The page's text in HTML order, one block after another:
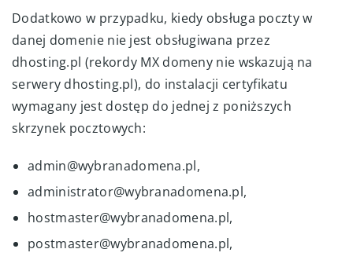
Dodatkowo w przypadku, kiedy obsługa poczty w
danej domenie nie jest obsługiwana przez
dhosting.pl (rekordy MX domeny nie wskazują na
serwery dhosting.pl), do instalacji certyfikatu
wymagany jest dostęp do jednej z poniższych
skrzynek pocztowych:
admin@wybranadomena.pl,
administrator@wybranadomena.pl,
hostmaster@wybranadomena.pl,
postmaster@wybranadomena.pl,